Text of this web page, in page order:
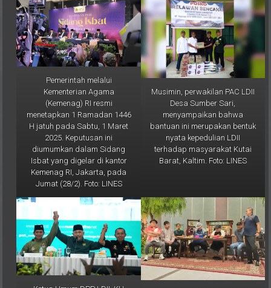
Pemerintah melalui
Kementerian Agama
(Kemenag) RI resmi
menetapkan 1 Ramadan 1446
H jatuh pada Sabtu, 1 Maret
2025. Keputusan ini
diumumkan dalam Sidang
Isbat yang digelar di kantor
Kemenag RI, Jakarta, pada
Jumat (28/2). Foto: LINES
Musimin, perwakilan PAC LDII
Desa Sumber Sari,
menyampaikan bahwa
bantuan ini merupakan bentuk
nyata kepedulian LDII
terhadap masyarakat Kutai
Barat, Kaltim. Foto: LINES
Ketua Umum DPP LDII, KH
Tampak Ketua Umum DPP LDII